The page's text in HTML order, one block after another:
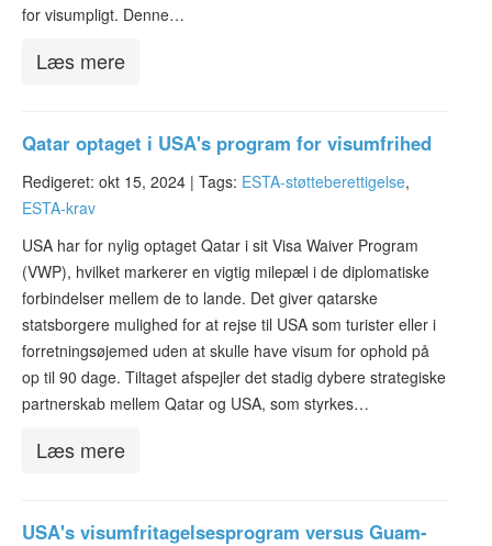
for visumpligt. Denne…
Læs mere
Qatar optaget i USA's program for visumfrihed
Redigeret: okt 15, 2024 | Tags: ESTA-støtteberettigelse,
ESTA-krav
USA har for nylig optaget Qatar i sit Visa Waiver Program
(VWP), hvilket markerer en vigtig milepæl i de diplomatiske
forbindelser mellem de to lande. Det giver qatarske
statsborgere mulighed for at rejse til USA som turister eller i
forretningsøjemed uden at skulle have visum for ophold på
op til 90 dage. Tiltaget afspejler det stadig dybere strategiske
partnerskab mellem Qatar og USA, som styrkes…
Læs mere
USA's visumfritagelsesprogram versus Guam-